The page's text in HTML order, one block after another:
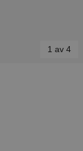
1 av 4